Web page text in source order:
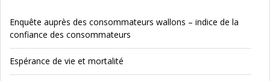
Enquête auprès des consommateurs wallons – indice de la
confiance des consommateurs
Espérance de vie et mortalité